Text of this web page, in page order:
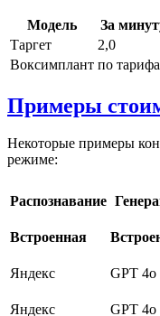
Модель
За
Таргет
2,0
Воксимплант по
Примеры
Некоторые примеры
режиме:
Распознавание
Встроенная
Яндекс GPT 4o
Яндекс GPT 4o